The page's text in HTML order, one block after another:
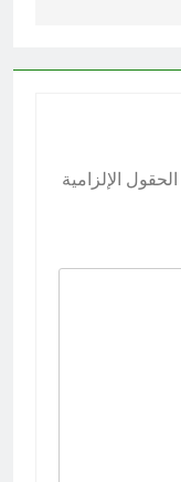
الحقول الإلزامية